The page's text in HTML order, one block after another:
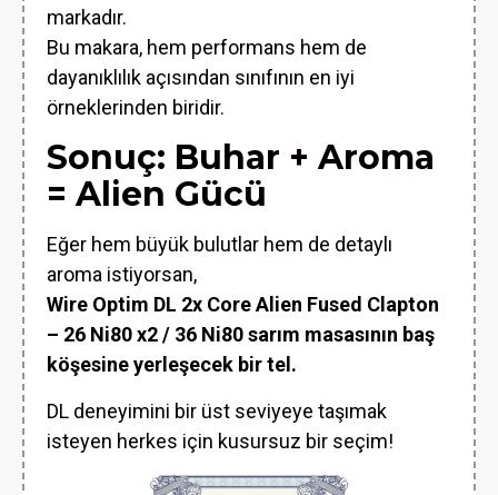
markadır.
Bu makara, hem performans hem de
dayanıklılık açısından sınıfının en iyi
örneklerinden biridir.
Sonuç: Buhar + Aroma
= Alien Gücü
Eğer hem büyük bulutlar hem de detaylı
aroma istiyorsan,
Wire Optim DL 2x Core Alien Fused Clapton
– 26 Ni80 x2 / 36 Ni80sarım masasının baş
köşesine yerleşecek bir tel.
DL deneyimini bir üst seviyeye taşımak
isteyen herkes için kusursuz bir seçim!